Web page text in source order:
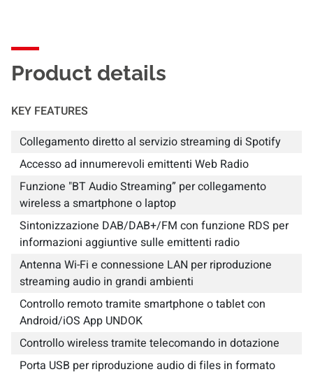
Product details
KEY FEATURES
Collegamento diretto al servizio streaming di Spotify
Accesso ad innumerevoli emittenti Web Radio
Funzione "BT Audio Streaming” per collegamento
wireless a smartphone o laptop
Sintonizzazione DAB/DAB+/FM con funzione RDS per
informazioni aggiuntive sulle emittenti radio
Antenna Wi-Fi e connessione LAN per riproduzione
streaming audio in grandi ambienti
Controllo remoto tramite smartphone o tablet con
Android/iOS App UNDOK
Controllo wireless tramite telecomando in dotazione
Porta USB per riproduzione audio di files in formato